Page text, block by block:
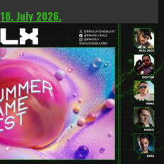
18. July 2026.